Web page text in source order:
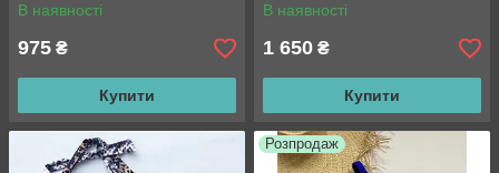
В наявності
975 ₴
Купити
В наявності
1 650 ₴
Купити
Розпродаж